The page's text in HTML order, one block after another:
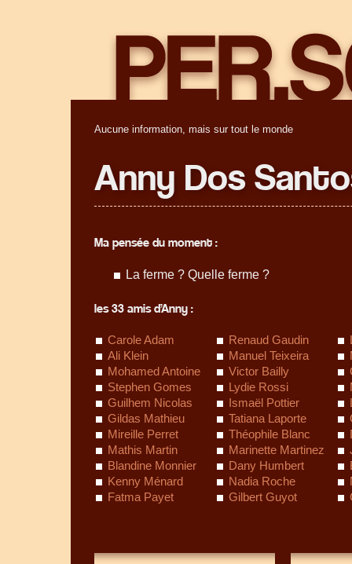
Aucune information, mais sur tout le monde
Anny Dos
Ma pensée du moment :
La ferme ? Quelle ferme ?
les 33 amis d’Anny :
Carole Adam Renaud Gaudin
Ali Klein
Manuel Teixeira
Mohamed Antoine
Victor Bailly
Stephen Gomes
Lydie Rossi
Guilhem Nicolas
Ismaël Pottier
Gildas Mathieu
Tatiana Laporte
Mireille Perret
Théophile Blanc
Mathis Martin
Marinette Martinez
Blandine Monnier
Dany Humbert
Kenny Ménard
Nadia Roche
Fatma Payet
Gilbert Guyot